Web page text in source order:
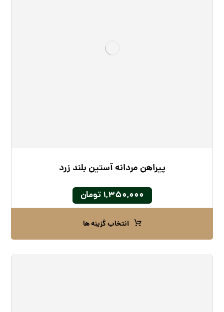
پیراهن مردانه آستین بلند زرد
۱,۳۵۰,۰۰۰ تومان
انتخاب گزینه ها